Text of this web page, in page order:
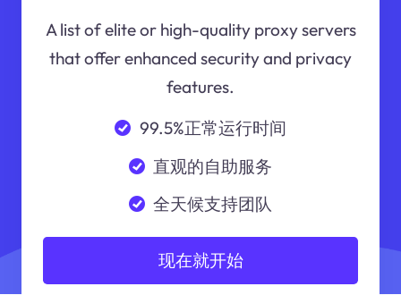
A list of elite or high-quality proxy servers
that offer enhanced security and privacy
features.
99.5%正常运行时间
直观的自助服务
全天候支持团队
现在就开始